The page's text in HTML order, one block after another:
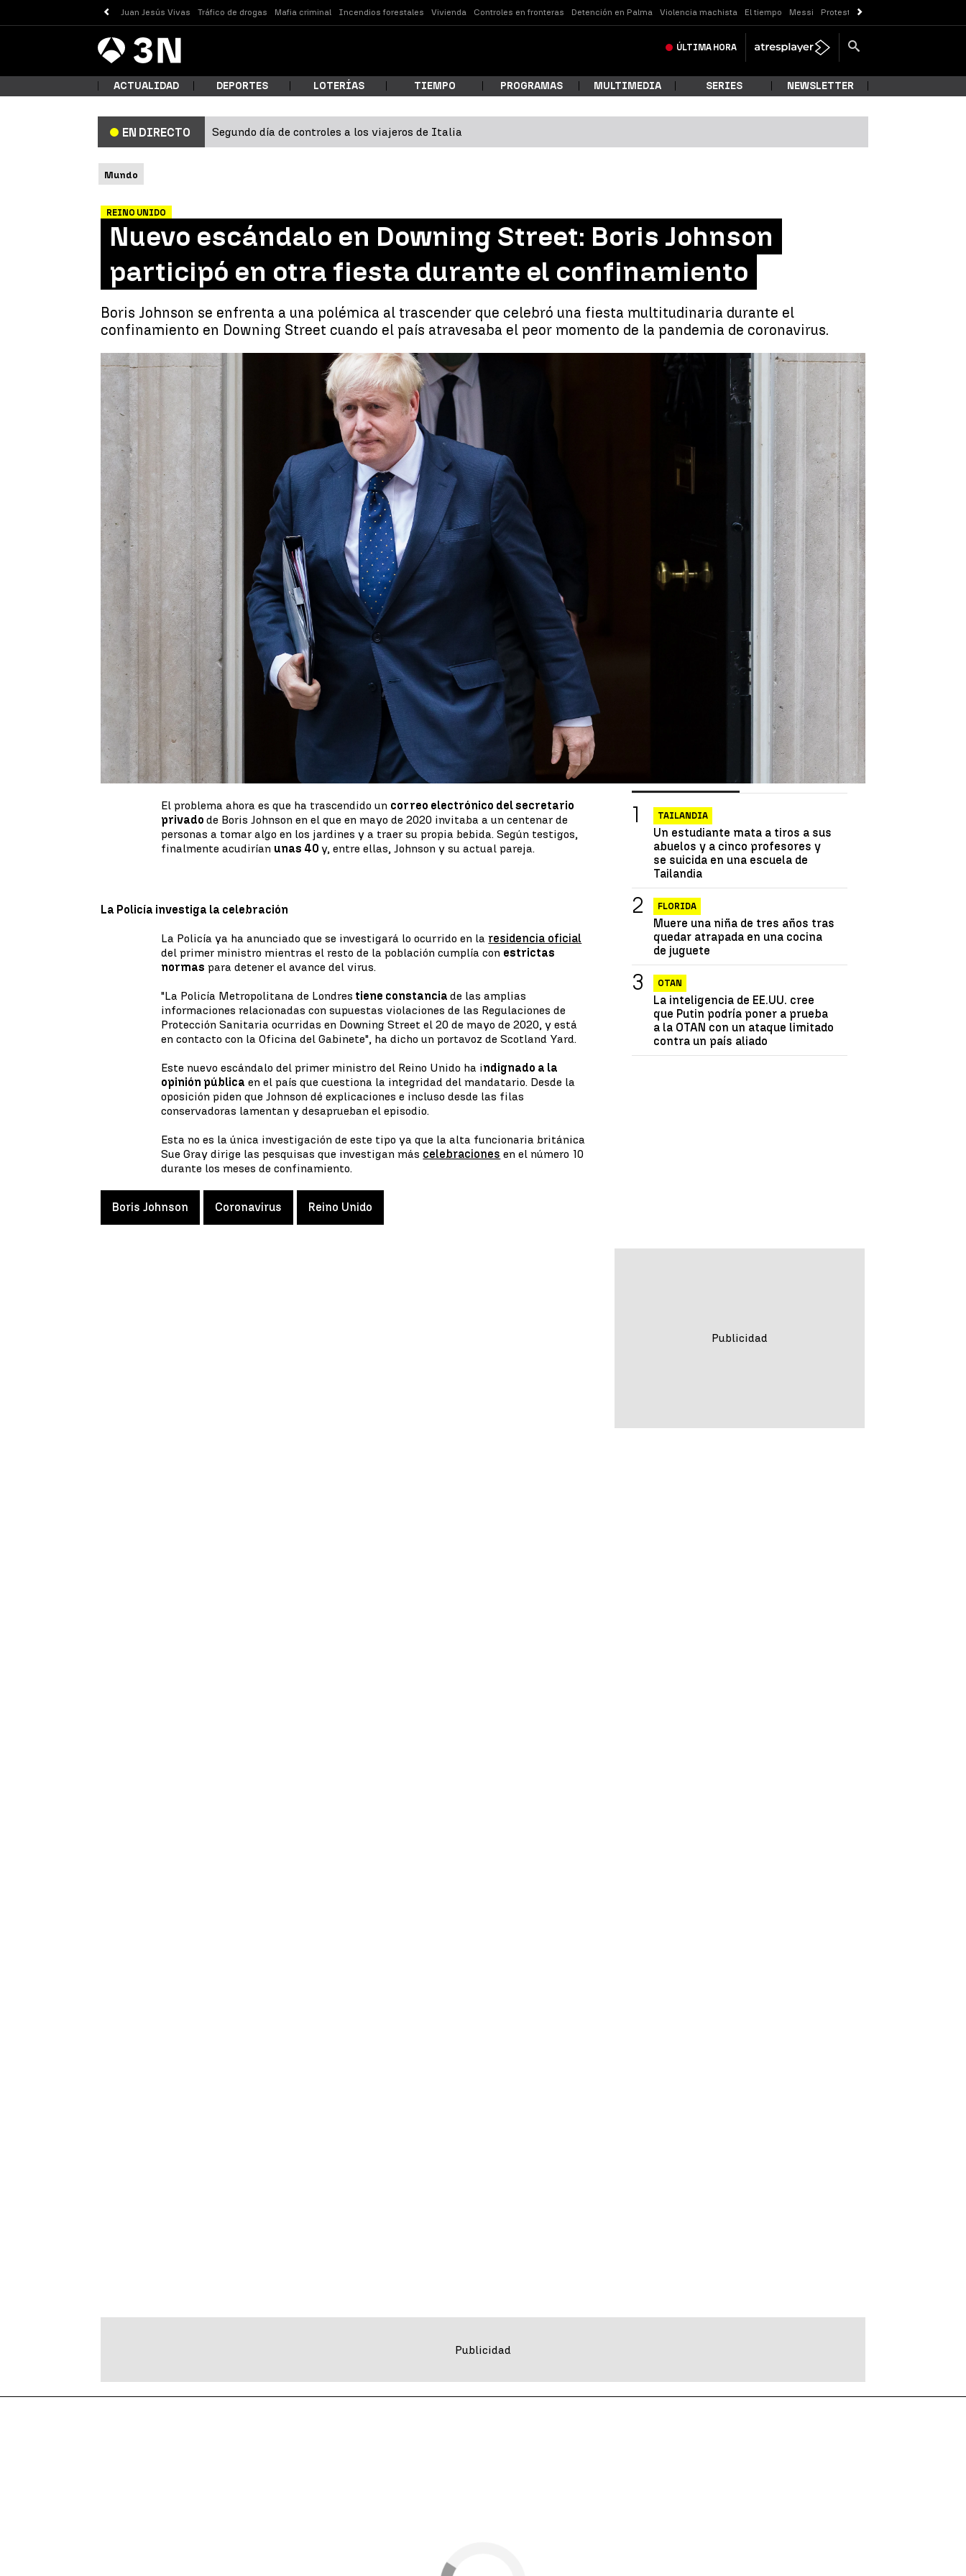
Juan Jesús Vivas Tráfico de drogas Mafia criminal Incendios forestales Vivienda Controles en fronteras Detención en Palma Violencia machista El tiempo Messi Protestas Sóller
Antena
3 Noticias ÚLTIMA HORA
ACTUALIDAD DEPORTES LOTERÍAS TIEMPO PROGRAMAS MULTIMEDIA SERIES NEWSLETTER
EN DIRECTO Segundo día de controles a los viajeros de Italia
Mundo
REINO UNIDO
Nuevo escándalo en Downing Street: Boris Johnson
participó en otra fiesta durante el confinamiento
Boris Johnson se enfrenta a una polémica al trascender que celebró una fiesta multitudinaria durante el
confinamiento en Downing Street cuando el país atravesaba el peor momento de la pandemia de coronavirus.
Boris Johnson participó en una fiesta multitudinaria en Downing Street en el peor momento de la pandemia |EFE
Eva Millán |Virginia L. Esplá
Publicado:11 de enero de 2022, 16:29 Facebook
Más problemas para el primer ministro británico Boris Johnson
una fiesta celebrada en Downing Street
en el peor momento de la pandemiade
coronavirus, durante el confinamiento. Es la segunda fiesta multitudinaria en la
que trasciende que ha participado Johnson. La Policía va a investigarlo.
Se trata de la alegación más seria de todo el escándalo puesto que implica
directamente al primer ministro, quien hasta ahora había negado que hubiese
habido fiestas. La excusa del número 10 siempre ha sido que se trataba de
reuniones de trabajo
, aunque reconocen que en ocasiones se había consumido
alcohol.
El problema ahora es que ha trascendido un correo electrónico del secretario
privadode Boris Johnson en el que en mayo de 2020 invitaba a un centenar de
personas a tomar algo en los jardines y a traer su propia bebida. Según testigos,
finalmente acudirían unas 40y, entre ellas, Johnson y su actual pareja.
La Policía investiga la celebración
La Policía ya ha anunciado que se investigará lo ocurrido en la residencia oficial
del primer ministro mientras el resto de la población cumplía con estrictas
normas para detener el avance del virus.
"La Policía Metropolitana de Londres tiene constanciade las amplias
informaciones relacionadas con supuestas violaciones de las Regulaciones de
Protección Sanitaria ocurridas en Downing Street el 20 de mayo de 2020, y está
en contacto con la Oficina del Gabinete", ha dicho un portavoz de Scotland Yard.
Este nuevo escándalo del primer ministro del Reino Unido ha indignado a la
opinión pública en el país que cuestiona la integridad del mandatario. Desde la
oposición piden que Johnson dé explicaciones e incluso desde las filas
conservadoras lamentan y desaprueban el episodio.
Esta no es la única investigación de este tipo ya que la alta funcionaria británica
Sue Gray dirige las pesquisas que investigan más celebraciones en el número 10
durante los meses de confinamiento.
Boris Johnson Coronavirus Reino Unido
Lo último
TAILANDIA
Un estudiante mata a tiros a sus
abuelos y a cinco profesores y
se suicida en una escuela de
Tailandia
FLORIDA
Muere una niña de tres años tras
quedar atrapada en una cocina
de juguete
OTAN
La inteligencia de EE.UU. cree
que Putin podría poner a prueba
a la OTAN con un ataque limitado
contra un país aliado